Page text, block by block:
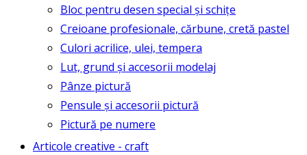
Bloc pentru desen special și schițe
Creioane profesionale, cărbune, cretă pastel
Culori acrilice, ulei, tempera
Lut, grund și accesorii modelaj
Pânze pictură
Pensule și accesorii pictură
Pictură pe numere
Articole creative - craft